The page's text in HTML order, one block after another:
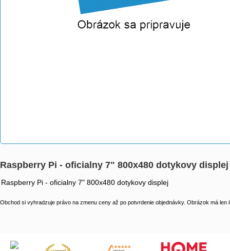
Raspberry Pi - oficialny 7" 800x480 dotykovy
Raspberry Pi - oficialny 7" 800x480 dotykovy displej
Obchod si vyhradzuje právo na zmenu ceny až po potvrdenie objednávky. Obrázok má len